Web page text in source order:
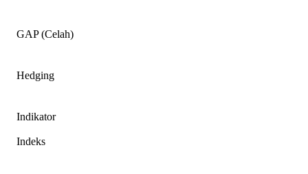
GAP (Celah)
Hedging
Indikator
Indeks